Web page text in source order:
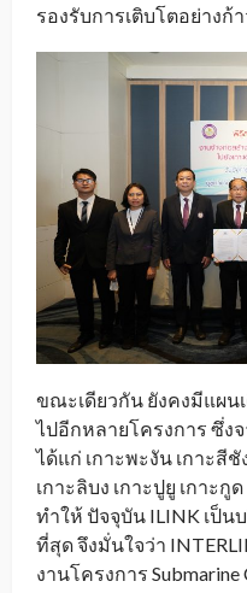
รองรับการเติบโตอย่างก้
ขณะเดียวกัน ยังคงมีแผน
ไปอีกหลายโครงการ ซึ่ง
ได้แก่ เกาะพะงัน เกาะสีชั
เกาะลิบง เกาะปูยู เกาะกู
ทำให้ ปัจจุบัน ILINK เป็น
ที่สุด จึงมั่นใจว่า
งานโครงการ